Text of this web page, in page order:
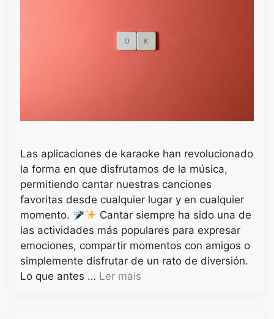
Las aplicaciones de karaoke han revolucionado
la forma en que disfrutamos de la música,
permitiendo cantar nuestras canciones
favoritas desde cualquier lugar y en cualquier
momento.
Cantar siempre ha sido una de
las actividades más populares para expresar
emociones, compartir momentos con amigos o
simplemente disfrutar de un rato de diversión.
Lo que antes … Ler mais